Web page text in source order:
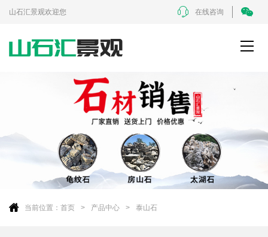
山石汇景观欢迎您 在线咨询
当前位置： 首页 产品中心 泰山石